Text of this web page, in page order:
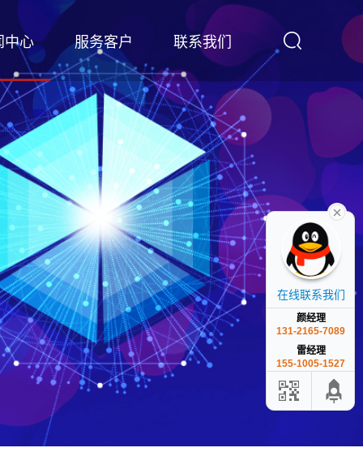
中心 服务客户 联系我们
在线联系我们
颜经理
131-2165-7089
雷经理
155-1005-1527